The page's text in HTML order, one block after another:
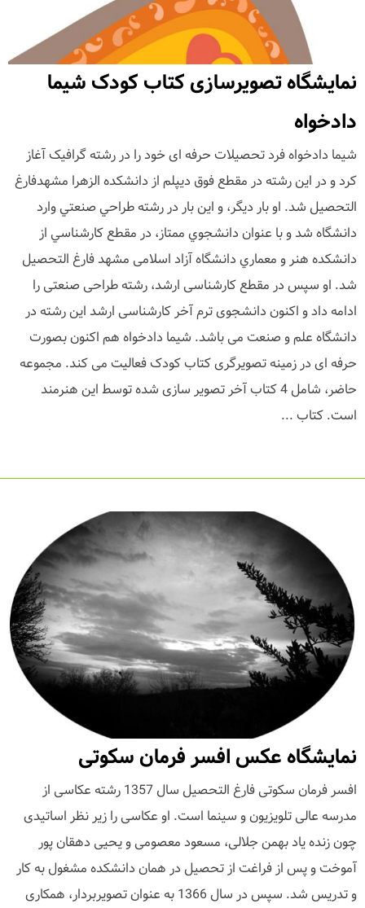
نمایشگاه تصویرسازی کتاب کودک شیما
دادخواه
شیما دادخواه فرد تحصیلات حرفه ای خود را در رشته گرافیک آغاز
کرد و در این رشته در مقطع فوق ديپلم از دانشكده الزهرا مشهدفارغ
التحصیل شد. او بار دیگر، و این بار در رشته طراحي صنعتي وارد
دانشگاه شد و با عنوان دانشجوي ممتاز، در مقطع كارشناسي از
دانشكده هنر و معماري دانشگاه آزاد اسلامی مشهد فارغ التحصیل
شد. او سپس در مقطع کارشناسی ارشد، رشته طراحی صنعتی را
ادامه داد و اکنون دانشجوی ترم آخر کارشناسی ارشد این رشته در
دانشگاه علم و صنعت می باشد. شیما دادخواه هم اکنون بصورت
حرفه ای در زمینه تصویرگری کتاب کودک فعالیت می کند. مجموعه
حاضر، شامل 4 کتاب آخر تصویر سازی شده توسط این هنرمند
است. کتاب ...
نمایشگاه عکس افسر فرمان سکوتی
افسر فرمان سکوتی فارغ التحصیل سال 1357 رشته عکاسی از
مدرسه عالی تلویزیون و سینما است. او عکاسی را زیر نظر اساتیدی
چون زنده یاد بهمن جلالی، مسعود معصومی و یحیی دهقان پور
آموخت و پس از فراغت از تحصیل در همان دانشکده مشغول به کار
و تدریس شد. سپس در سال 1366 به عنوان تصویربردار، همکاری